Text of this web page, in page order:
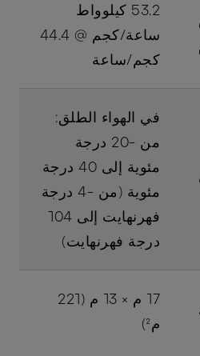
53.2 كيلوواط
ساعة/كجم @ 44.4
كجم/ساعة
في الهواء الطلق:
من -20 درجة
مئوية إلى 40 درجة
مئوية (من -4 درجة
فهرنهايت إلى 104
درجة فهرنهايت)
17 م × 13 م (221
م²)